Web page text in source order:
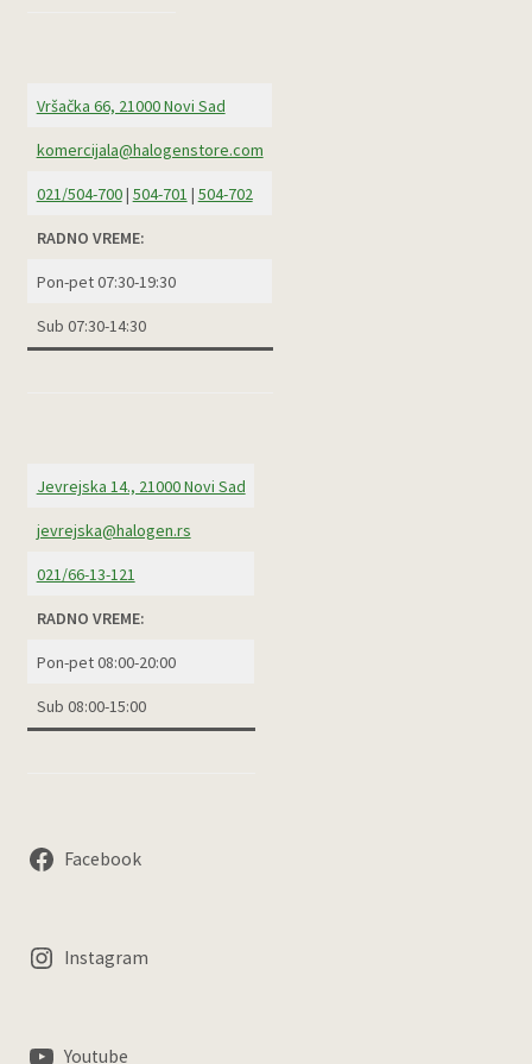
Vršačka 66, 21000 Novi Sad
komercijala@halogenstore.com
021/504-700| 504-701 | 504-702
RADNO VREME:
Pon-pet 07:30-19:30
Sub 07:30-14:30
Jevrejska 14., 21000 Novi Sad
jevrejska@halogen.rs
021/66-13-121
RADNO VREME:
Pon-pet 08:00-20:00
Sub 08:00-15:00
Facebook
Instagram
Youtube